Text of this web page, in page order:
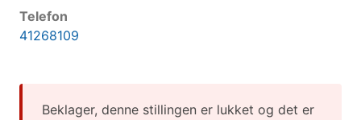
Telefon
41268109
Beklager, denne stillingen er lukket og det er